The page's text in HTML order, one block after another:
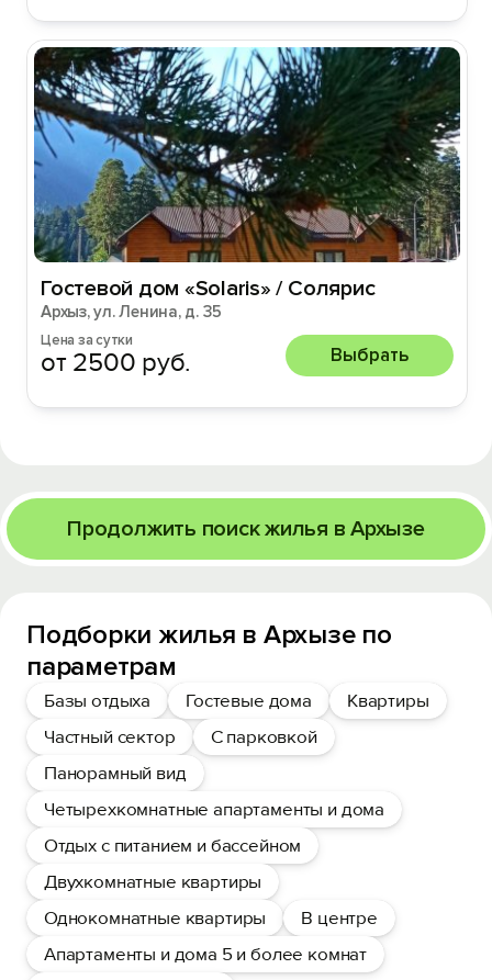
Гостевой дом «Solaris» / Солярис
Архыз, ул. Ленина, д. 35
Цена за сутки
от 2500 руб. Выбрать
Продолжить поиск жилья в Архызе
Подборки жилья в Архызе по
параметрам
Базы отдыха Гостевые дома
Квартиры
Частный сектор
С парковкой
Панорамный вид
Четырехкомнатные апартаменты и дома
Отдых с питанием и бассейном
Двухкомнатные квартиры
Однокомнатные квартиры
В центре
Апартаменты и дома 5 и более комнат